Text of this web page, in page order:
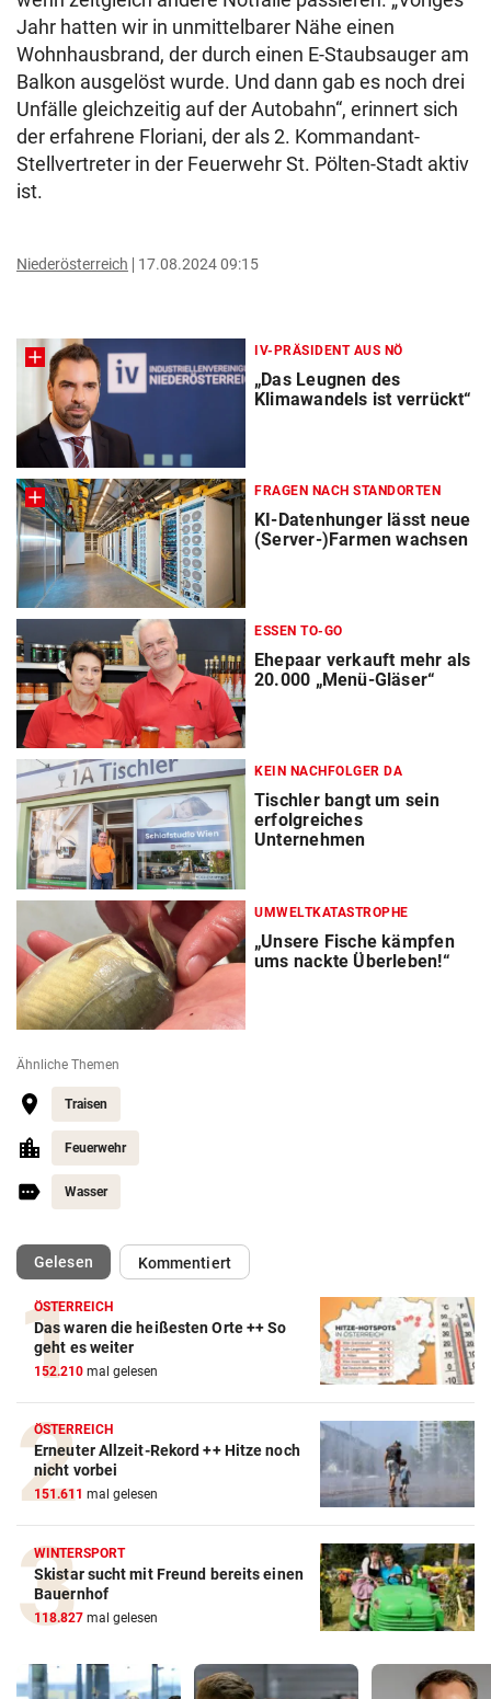
Jahr hatten wir in unmittelbarer Nähe einen
Wohnhausbrand, der durch einen E-Staubsauger am
Balkon ausgelöst wurde. Und dann gab es noch drei
Unfälle gleichzeitig auf der Autobahn“, erinnert sich
der erfahrene Floriani, der als 2. Kommandant-
Stellvertreter in der Feuerwehr St. Pölten-Stadt aktiv
ist.
Niederösterreich 17.08.2024 09:15
IV-PRÄSIDENT AUS NÖ
„Das Leugnen des
Klimawandels ist verrückt“
FRAGEN NACH STANDORTEN
KI-Datenhunger lässt neue
(Server-)Farmen wachsen
ESSEN TO-GO
Ehepaar verkauft mehr als
20.000 „Menü-Gläser“
KEIN NACHFOLGER DA
Tischler bangt um sein
erfolgreiches
Unternehmen
UMWELTKATASTROPHE
„Unsere Fische kämpfen
ums nackte Überleben!“
Ähnliche Themen
Traisen
Feuerwehr
Wasser
Gelesen(ausgewählt)Kommentiert
ÖSTERREICH
Das waren die heißesten Orte ++ So
geht es weiter
152.210 mal gelesen
ÖSTERREICH
Erneuter Allzeit-Rekord ++ Hitze noch
nicht vorbei
151.611 mal gelesen
WINTERSPORT
Skistar sucht mit Freund bereits einen
Bauernhof
118.827 mal gelesen